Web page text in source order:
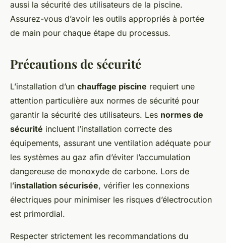
aussi la sécurité des utilisateurs de la piscine.
Assurez-vous d’avoir les outils appropriés à portée
de main pour chaque étape du processus.
Précautions de sécurité
L’installation d’un chauffage piscine requiert une
attention particulière aux normes de sécurité pour
garantir la sécurité des utilisateurs. Les normes de
sécurité incluent l’installation correcte des
équipements, assurant une ventilation adéquate pour
les systèmes au gaz afin d’éviter l’accumulation
dangereuse de monoxyde de carbone. Lors de
l’installation sécurisée, vérifier les connexions
électriques pour minimiser les risques d’électrocution
est primordial.
Respecter strictement les recommandations du